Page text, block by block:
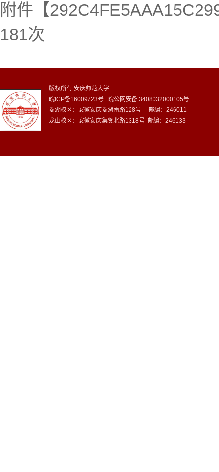
附件【
181次
版权所有:安庆师范大学
皖ICP备16009723号 皖公网安备 3408032000105号
菱湖校区：安徽安庆菱湖南路128号 邮编：246011
龙山校区：安徽安庆集贤北路1318号 邮编：246133